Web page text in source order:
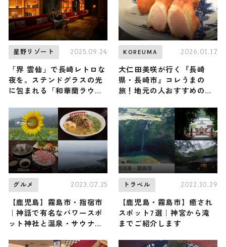
星野リゾート 2025.09.24
「界 雲仙」で長崎レトロな
夜を。ステンドグラスの光
に包まれる「和華蘭ラウン
のミルクセーキを味わう
KOREUMA 2026.01.17
大仁田美咲が行く『長崎
県・長崎市』コレうまの
旅！地元の人おすすめのご
1月17日放送
グルメ 2023.07.25
【鹿児島】霧島市・指宿市
｜神話で有名なパワースポ
ット神社と温泉・サウナ
トラベル 2022.10.29
【鹿児島・霧島市】癒され
スポット7選｜神宮から滝
までご紹介します